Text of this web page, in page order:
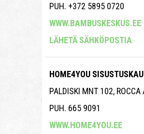
PUH. +372 5895 0720
WWW.BAMBUSKESKUS.EE
LÄHETÄ SÄHKÖPOSTIA
HOME4YOU
PALDISKI MNT 102,
PUH. 665 9091
WWW.HOME4YOU.EE